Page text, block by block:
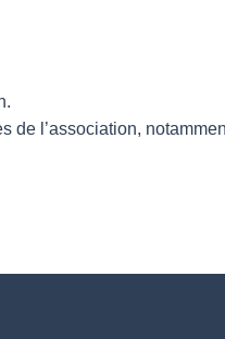
de l’association,